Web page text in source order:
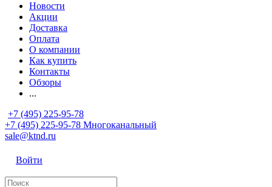
Новости
Акции
Доставка
Оплата
О компании
Как купить
Контакты
Обзоры
...
+7 (495) 225-95-78
+7 (495) 225-95-78 Многоканальный
sale@ktnd.ru
Войти